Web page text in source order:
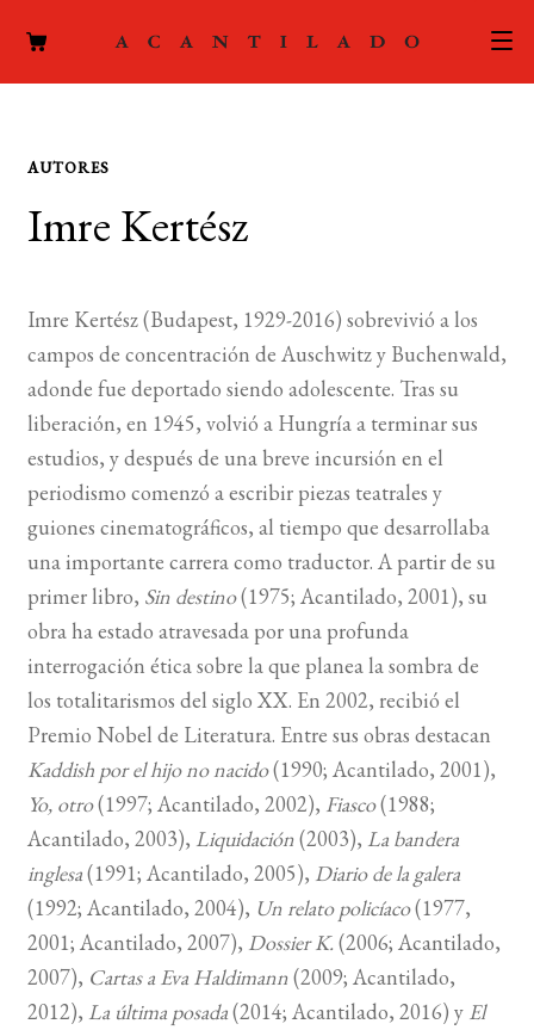
ACTUALIDAD
hijo
LA EDITORIAL
FOREIGN RIGHTS
CONTACTO
MI CUENTA
BUSCAR
LISTA DE LIBROS
AUTORES
Imre Kertész
Imre Kertész (Budapest, 1929-2016) sobrevivió a los
campos de concentración de Auschwitz y Buchenwald,
adonde fue deportado siendo adolescente. Tras su
liberación, en 1945, volvió a Hungría a terminar sus
estudios, y después de una breve incursión en el
periodismo comenzó a escribir piezas teatrales y
guiones cinematográficos, al tiempo que desarrollaba
una importante carrera como traductor. A partir de su
primer libro, Sin destino(1975; Acantilado, 2001), su
obra ha estado atravesada por una profunda
interrogación ética sobre la que planea la sombra de
los totalitarismos del siglo XX. En 2002, recibió el
Premio Nobel de Literatura. Entre sus obras destacan
Kaddish por el hijo no nacido(1990; Acantilado, 2001),
Yo, otro(1997; Acantilado, 2002), Fiasco(1988;
Acantilado, 2003), Liquidación(2003), La bandera
inglesa(1991; Acantilado, 2005), Diario de la galera
(1992; Acantilado, 2004), Un relato policíaco(1977,
2001; Acantilado, 2007), Dossier K. (2006; Acantilado,
2007), Cartas a Eva Haldimann(2009; Acantilado,
2012), La última posada(2014; Acantilado, 2016) y El